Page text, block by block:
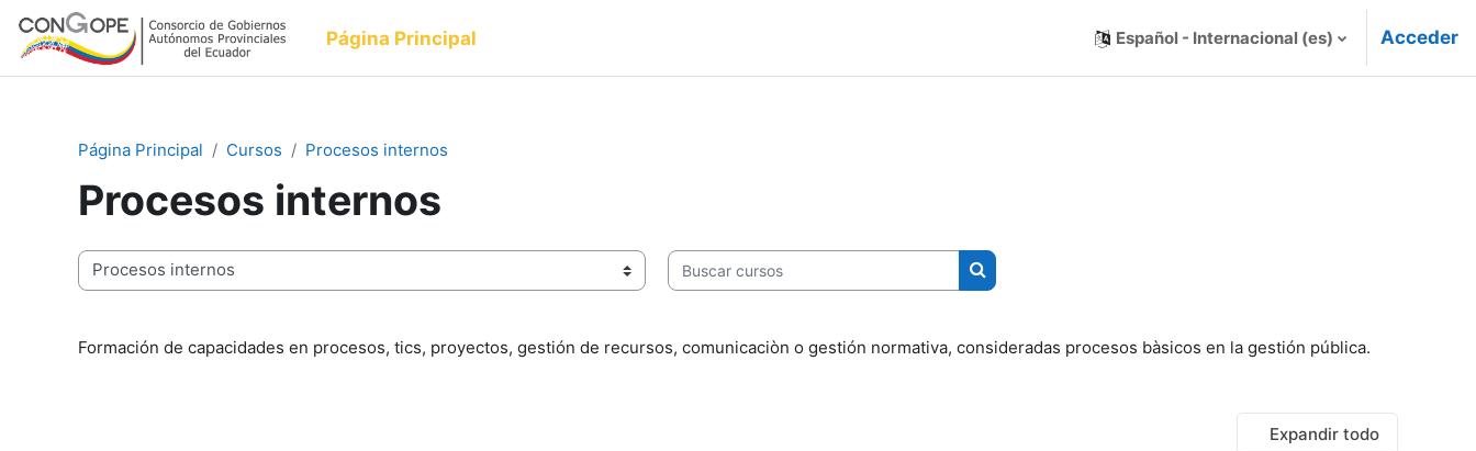
Salta al contenido principal
Página Principal Español - Internacional ‎(es)‎ Acceder
Página Principal Cursos Procesos internos
Procesos internos
Categorías
Buscar cursos
Buscar cursos
Formación de capacidades en procesos, tics, proyectos, gestión de recursos, comunicaciòn o gestión normativa, consideradas procesos bàsicos en la gestión pública.
Expandir todo